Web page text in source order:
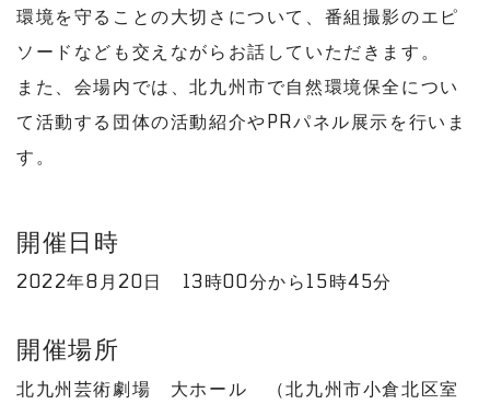
環境を守ることの大切さについて、番組撮影のエピ
ソードなども交えながらお話していただきます。
また、会場内では、北九州市で自然環境保全につい
て活動する団体の活動紹介やPRパネル展示を行いま
す。
開催日時
2022年8月20日 13時00分から15時45分
開催場所
北九州芸術劇場 大ホール （北九州市小倉北区室